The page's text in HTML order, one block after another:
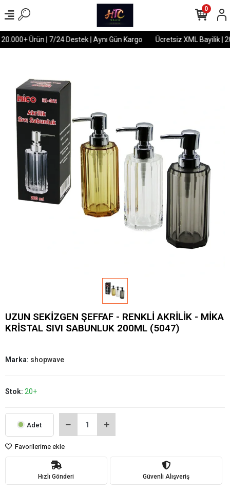
Ürün | 7/24 Destek | Aynı Gün Kargo Ücretsiz XML Bayilik |
0
UZUN SEKİZGEN ŞEFFAF - RENKLİ AKRİLİK - MİKA
KRİSTAL SIVI SABUNLUK 200ML (5047)
Marka: shopwave
Stok: 20+
Adet
Favorilerime ekle
Hızlı Gönderi Güvenli Alışveriş